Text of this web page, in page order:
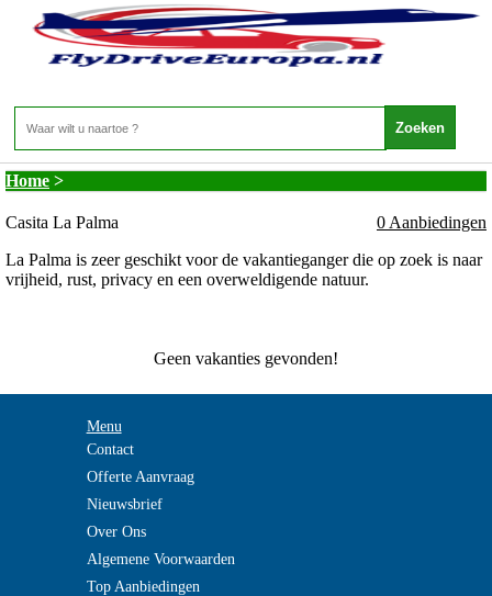
Canarische Eilanden - La Palma - Casita La
Home >
Casita La Palma
0 Aanbiedingen
La Palma is zeer geschikt voor de vakantieganger die op zoek is naar
vrijheid, rust, privacy en een overweldigende natuur.
Geen vakanties gevonden!
Menu
Contact
Offerte Aanvraag
Nieuwsbrief
Over Ons
Algemene Voorwaarden
Top Aanbiedingen